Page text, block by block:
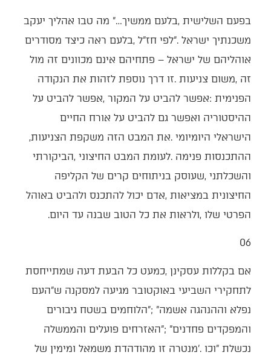
בפעם‭ ‬השלישית‭, ‬בלעם‭ ‬ממשיך‭ ‬‮"‬‭…‬מה‭ ‬טבו‭ ‬אהליך‭ ‬יעקב‭
‬משכנתיך‭ ‬ישראל‮"‬‭. ‬לפי‭ ‬חז"ל‭, ‬בלעם‭ ‬ראה‭ ‬כיצד‭ ‬מסודרים‭
‬אוהליהם‭ ‬של‭ ‬ישראל‭ ‬‮–‬‭ ‬פתחיהם‭ ‬אינם‭ ‬מכוונים‭ ‬זה‭ ‬מול‭
‬הפנימית‭: ‬אפשר‭ ‬להביט‭ ‬על‭ ‬המקור‭, ‬אפשר‭ ‬להביט‭ ‬על‭
‬ההיסטוריה‭ ‬ואפשר‭ ‬גם‭ ‬להביט‭ ‬על‭ ‬אורח‭ ‬החיים‭
‬הישראלי‭ ‬היומיומי‭. ‬את‭ ‬המבט‭ ‬הזה‭ ‬משקפת‭ ‬הצניעות‭,
‬ההתכנסות‭ ‬פנימה‭. ‬לעומת‭ ‬המבט‭ ‬החיצוני‭, ‬הביקורתי‭
‬החיצונית‭ ‬במציאות‭, ‬אדם‭ ‬יכול‭ ‬להתכנס‭ ‬ולהביט‭ ‬באוהל‭
‬הפרטי‭ ‬שלו‭, ‬ולראות‭ ‬את‭ ‬כל‭ ‬הטוב‭ ‬שבנה‭ ‬עד‭ ‬היום‭.‬
06‭ ‬
‬לתחקירי‭ ‬השביעי‭ ‬באוקטובר‭ ‬מגיעה‭ ‬למסקנה‭ ‬ש"העם‭
‬נפלא‭ ‬וההנהגה‭ ‬אשמה‮"‬‭; ‬‮"‬הלוחמים‭ ‬בשטח‭ ‬גיבורים‭
‬נכשלת‮"‬‭ ‬וכו‮'‬‭. ‬מנטרה‭ ‬זו‭ ‬מהודהדת‭ ‬משמאל‭ ‬ומימין‭ ‬של‭